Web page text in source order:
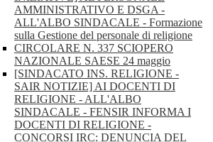
AMMINISTRATIVO E DSGA -
ALL'ALBO SINDACALE - Formazione
sulla Gestione del personale di religione
CIRCOLARE N. 337 SCIOPERO
NAZIONALE SAESE 24 maggio
[SINDACATO INS. RELIGIONE -
SAIR NOTIZIE] AI DOCENTI DI
RELIGIONE - ALL'ALBO
SINDACALE - FENSIR INFORMA I
DOCENTI DI RELIGIONE -
CONCORSI IRC: DENUNCIA DEL